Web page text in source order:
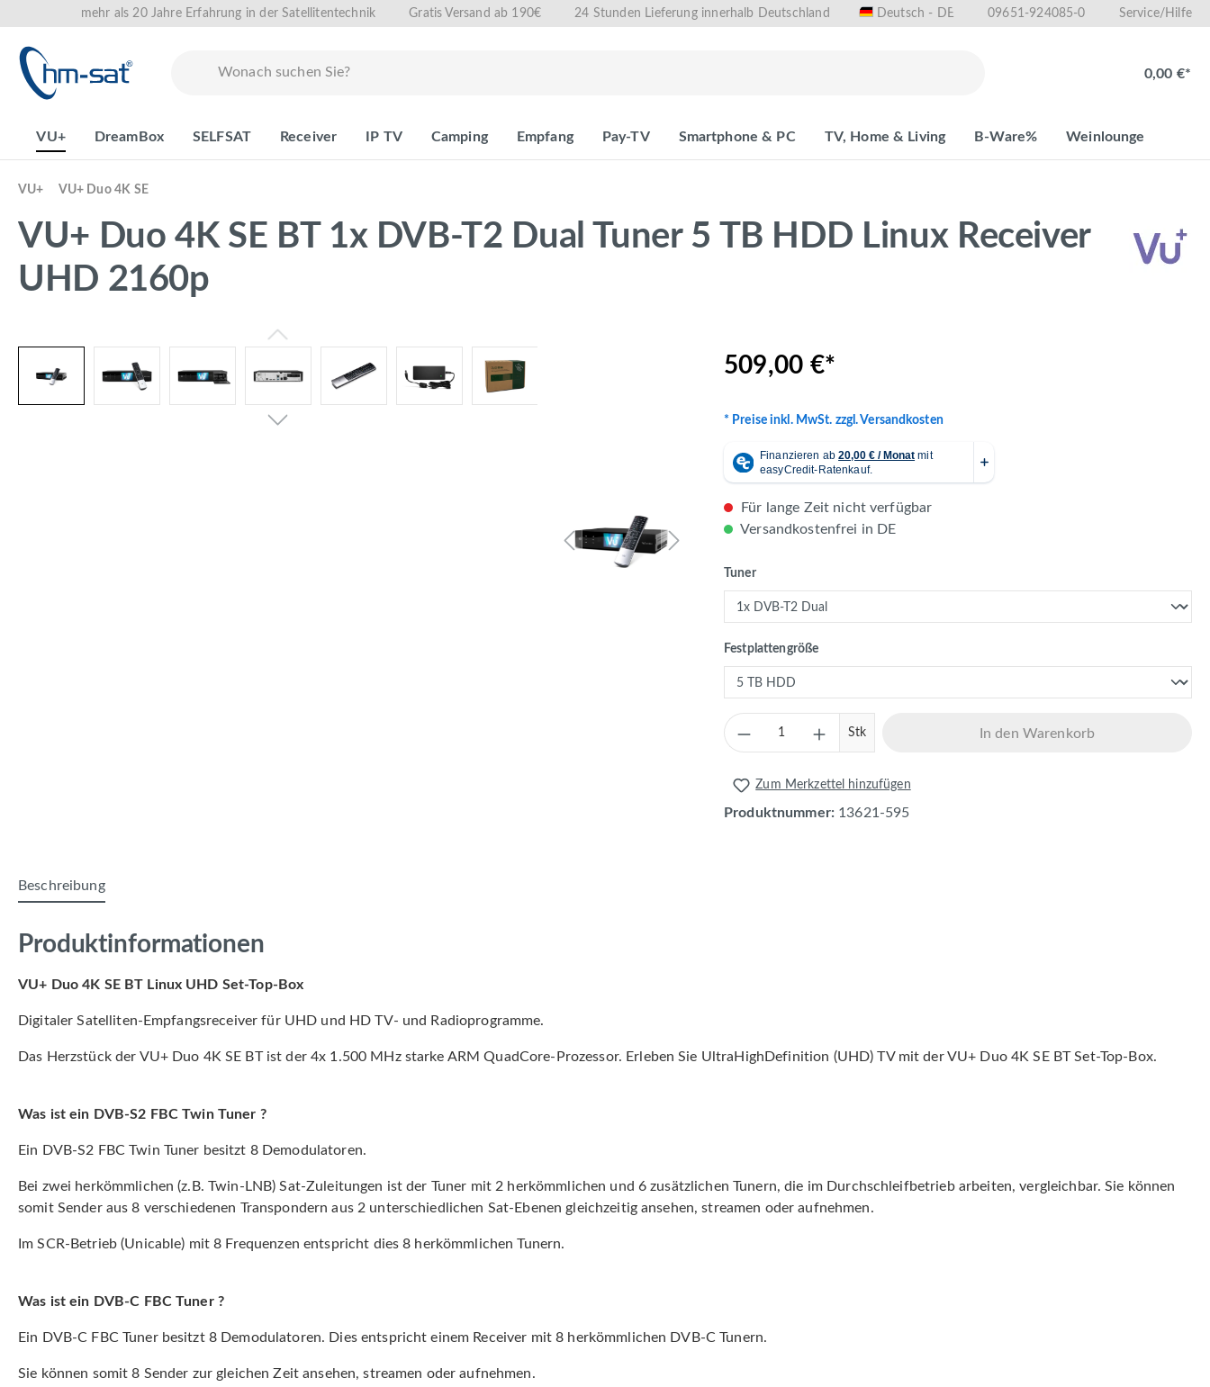
Zur Hauptnavigation springen
mehr als 20 Jahre Erfahrung in der Satellitentechnik Gratis Versand ab 190€ 24 Stunden Lieferung innerhalb Deutschland Deutsch - DE 09651-924085-0 Service/Hilfe
0,00 €*
VU+ DreamBox SELFSAT Receiver IP TV Camping Empfang Pay-TV Smartphone & PC TV, Home & Living B-Ware% Weinlounge
VU+ VU+ Duo 4K SE
VU+ Duo 4K SE BT 1x DVB-T2 Dual Tuner 5 TB HDD Linux Receiver
UHD 2160p
509,00 €*
* Preise inkl. MwSt. zzgl. Versandkosten
Für lange Zeit nicht verfügbar
Versandkostenfrei in DE
Tunerauswählen
Festplattengrößeauswählen
Produkt Anzahl: Gib den gewünschten Wert ein
Stk In den Warenkorb
Zum Merkzettel hinzufügen
Produktnummer: 13621-595
Beschreibung
Produktinformationen
VU+ Duo 4K SE BT Linux UHD Set-Top-Box
Digitaler Satelliten-Empfangsreceiver für UHD und HD TV- und Radioprogramme.
Das Herzstück der VU+ Duo 4K SE BT ist der 4x 1.500 MHz starke ARM QuadCore-Prozessor. Erleben Sie UltraHighDefinition (UHD) TV mit der VU+ Duo 4K SE BT Set-Top-Box.
Was ist ein DVB-S2 FBC Twin Tuner ?
Ein DVB-S2 FBC Twin Tuner besitzt 8 Demodulatoren.
Bei zwei herkömmlichen (z.B. Twin-LNB) Sat-Zuleitungen ist der Tuner mit 2 herkömmlichen und 6 zusätzlichen Tunern, die im Durchschleifbetrieb arbeiten, vergleichbar. Sie können
somit Sender aus 8 verschiedenen Transpondern aus 2 unterschiedlichen Sat-Ebenen gleichzeitig ansehen, streamen oder aufnehmen.
Im SCR-Betrieb (Unicable) mit 8 Frequenzen entspricht dies 8 herkömmlichen Tunern.
Was ist ein DVB-C FBC Tuner ?
Ein DVB-C FBC Tuner besitzt 8 Demodulatoren. Dies entspricht einem Receiver mit 8 herkömmlichen DVB-C Tunern.
Sie können somit 8 Sender zur gleichen Zeit ansehen, streamen oder aufnehmen.